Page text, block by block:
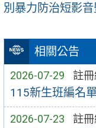
相關公告
2026-07-29 註冊
115新生班編名
2026-07-23 註冊
別暴力防治短影